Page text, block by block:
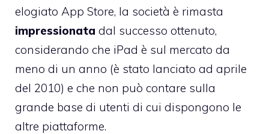
elogiato App Store, la società è rimasta
impressionata dal successo ottenuto,
considerando che iPad è sul mercato da
meno di un anno (è stato lanciato ad aprile
del 2010) e che non può contare sulla
grande base di utenti di cui dispongono le
altre piattaforme.